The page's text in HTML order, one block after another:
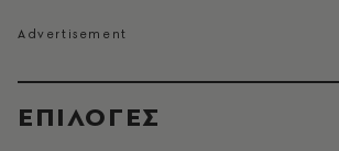
EΠΙΛΟΓΈΣ